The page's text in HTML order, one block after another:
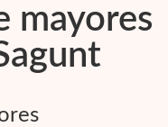
mayores